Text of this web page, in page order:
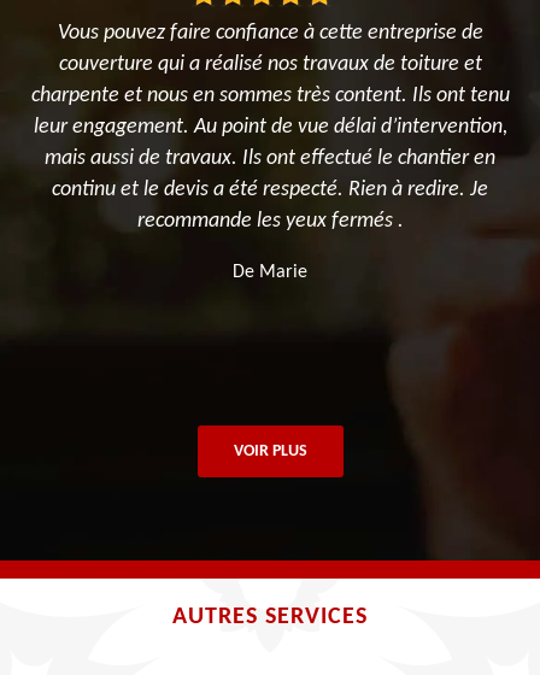
Vous pouvez faire confiance à cette entreprise de
couverture qui a réalisé nos travaux de toiture et
charpente et nous en sommes très content. Ils ont tenu
leur engagement. Au point de vue délai d’intervention,
mais aussi de travaux. Ils ont effectué le chantier en
continu et le devis a été respecté. Rien à redire. Je
recommande les yeux fermés .
De Marie
VOIR PLUS
AUTRES SERVICES